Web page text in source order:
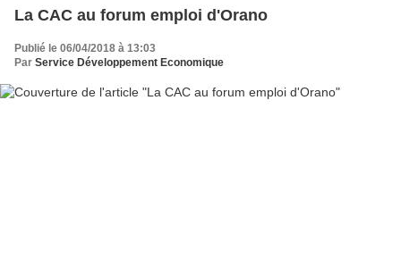
La CAC au forum emploi d'Orano
Publié le 06/04/2018 à 13:03
Par Service Développement Economique